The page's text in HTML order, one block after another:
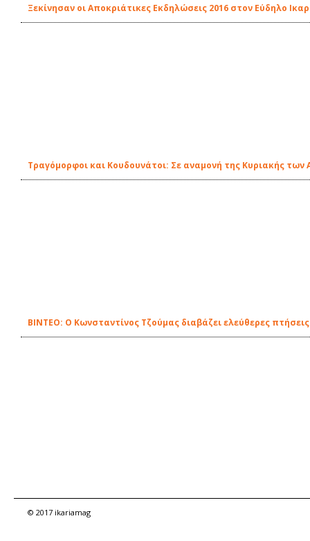
Ξεκίνησαν οι Αποκριάτικες Εκδηλώσεις 2016 στον Εύδηλο
Τραγόμορφοι και Κουδουνάτοι: Σε αναμονή της Κυριακής
ΒΙΝΤΕΟ: Ο Κωνσταντίνος Τζούμας διαβάζει ελεύθερες
© 2017 ikariamag